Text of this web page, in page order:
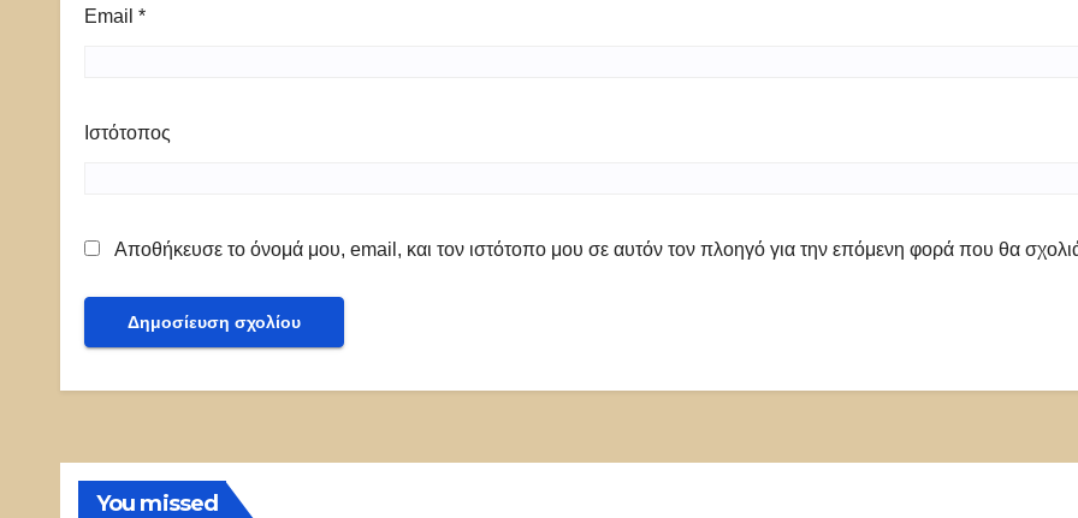
Email *
Ιστότοπος
Αποθήκευσε το όνομά μου, email, και τον ιστότοπο μου σε αυτόν τον πλοηγό για την επόμενη φορά που θα
You missed